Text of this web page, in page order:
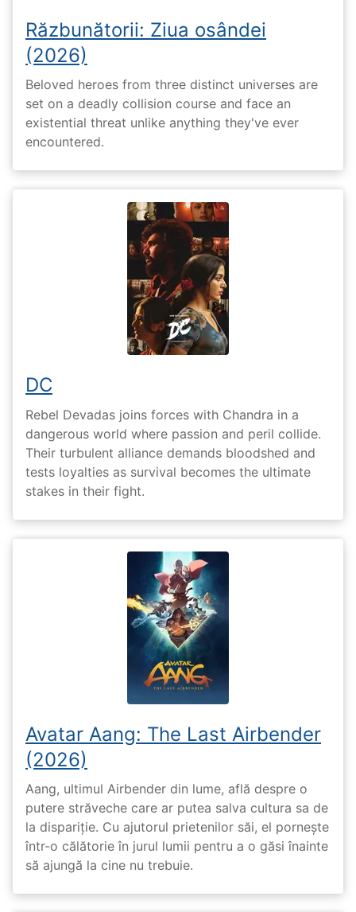
Răzbunătorii: Ziua osândei
(2026)
Beloved heroes from three distinct universes are
set on a deadly collision course and face an
existential threat unlike anything they've ever
encountered.
DC
Rebel Devadas joins forces with Chandra in a
dangerous world where passion and peril collide.
Their turbulent alliance demands bloodshed and
tests loyalties as survival becomes the ultimate
stakes in their fight.
Avatar Aang: The Last Airbender
(2026)
Aang, ultimul Airbender din lume, află despre o
putere străveche care ar putea salva cultura sa de
la dispariție. Cu ajutorul prietenilor săi, el pornește
într-o călătorie în jurul lumii pentru a o găsi înainte
să ajungă la cine nu trebuie.